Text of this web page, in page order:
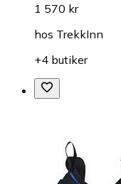
1 570 kr
hos TrekkInn
+4 butiker